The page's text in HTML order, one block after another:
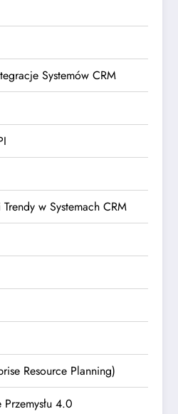
Systemów CRM
w Systemach CRM
Resource Planning)
Przemysłu 4.0